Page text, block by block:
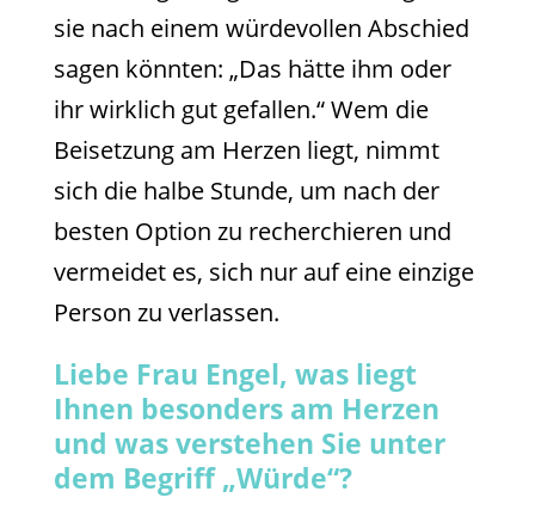
sie nach einem würdevollen Abschied
sagen könnten: „Das hätte ihm oder
ihr wirklich gut gefallen.“ Wem die
Beisetzung am Herzen liegt, nimmt
sich die halbe Stunde, um nach der
besten Option zu recherchieren und
vermeidet es, sich nur auf eine einzige
Person zu verlassen.
Liebe Frau Engel, was liegt
Ihnen besonders am Herzen
und was verstehen Sie unter
dem Begriff „Würde“?